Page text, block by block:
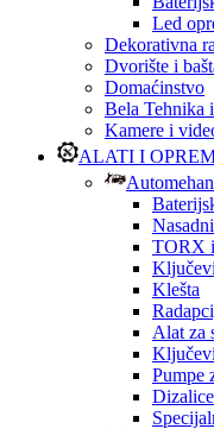
Led
Dekorativna
Dvorište i
Domaćinstvo
Bela Tehnika
Kamere i
ALATI I
TORX
Ključevi
Klešta
Alat za
Pumpe
Dizalice